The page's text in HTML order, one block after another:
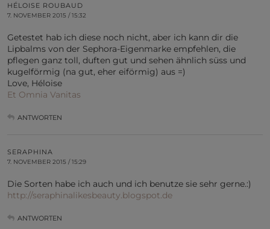
HÉLOISE ROUBAUD
7. NOVEMBER 2015 / 15:32
Getestet hab ich diese noch nicht, aber ich kann dir die
Lipbalms von der Sephora-Eigenmarke empfehlen, die
pflegen ganz toll, duften gut und sehen ähnlich süss und
kugelförmig (na gut, eher eiförmig) aus =)
Love, Héloise
Et Omnia Vanitas
ANTWORTEN
SERAPHINA
7. NOVEMBER 2015 / 15:29
Die Sorten habe ich auch und ich benutze sie sehr gerne.:)
http://seraphinalikesbeauty.blogspot.de
ANTWORTEN